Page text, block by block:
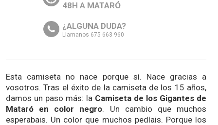
48H A MATARÓ
¿ALGUNA DUDA?
Llamanos 675 663 960
Esta camiseta no nace porque sí. Nace gracias a
vosotros. Tras el éxito de la camiseta de los 15 años,
damos un paso más: la Camiseta de los Gigantes de
Mataró en color negro. Un cambio que muchos
esperabais. Un color que muchos pedíais. Porque los